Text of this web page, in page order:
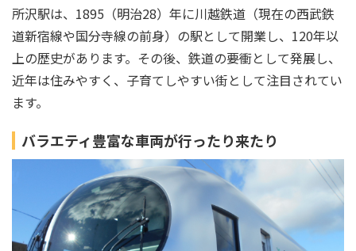
所沢駅は、1895（明治28）年に川越鉄道（現在の西武鉄
道新宿線や国分寺線の前身）の駅として開業し、120年以
上の歴史があります。その後、鉄道の要衝として発展し、
近年は住みやすく、子育てしやすい街として注目されてい
ます。
バラエティ豊富な車両が行ったり来たり